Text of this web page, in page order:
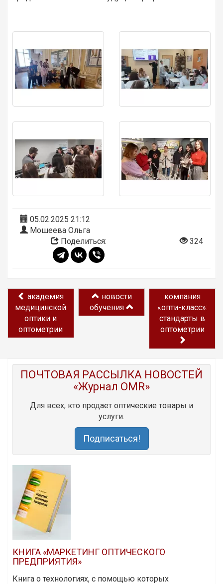
05.02.2025 21:12
Мошеева Ольга
Поделиться:
324
академия
медицинской
оптики и
оптометрии
новости
обучения
компания
«опти-класс»:
стандарты в
оптометрии
ПОЧТОВАЯ РАССЫЛКА НОВОСТЕЙ
«Журнал OMR»
Для всех, кто продает оптические товары и
услуги.
Подписаться!
КНИГА «МАРКЕТИНГ ОПТИЧЕСКОГО
ПРЕДПРИЯТИЯ»
Книга о технологиях, с помощью которых